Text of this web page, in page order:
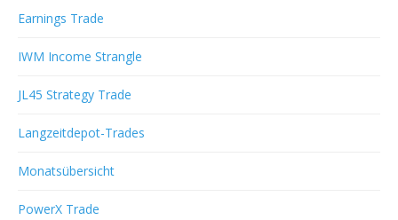
Earnings Trade
IWM Income Strangle
JL45 Strategy Trade
Langzeitdepot-Trades
Monatsübersicht
PowerX Trade